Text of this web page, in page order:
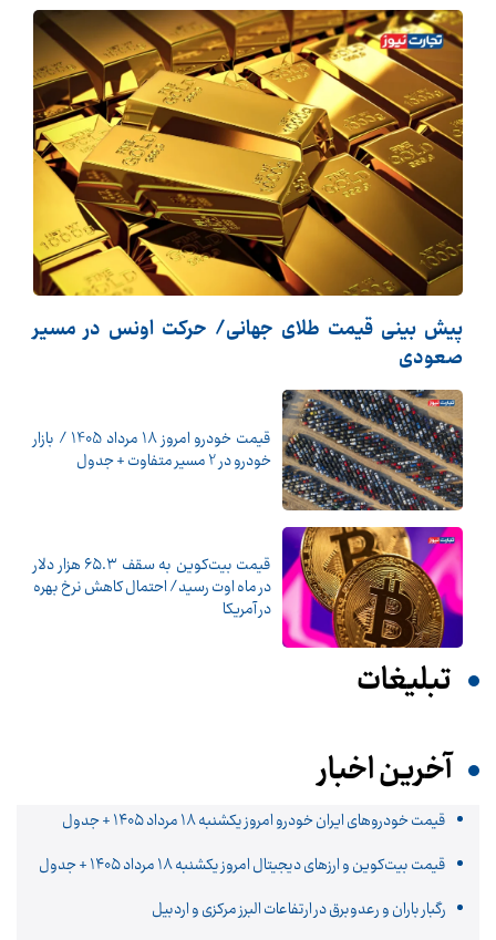
پیش بینی قیمت طلای جهانی/ حرکت اونس در مسیر
صعودی
قیمت خودرو امروز 18 مرداد 1405 / بازار
خودرو در 2 مسیر متفاوت + جدول
قیمت بیت‌کوین به سقف ۶۵.۳ هزار دلار
در ماه اوت رسید/ احتمال کاهش نرخ بهره
در آمریکا
تبلیغات
آخرین اخبار
قیمت خودرو‌های ایران خودرو امروز یکشنبه ۱۸ مرداد ۱۴۰۵ + جدول
قیمت بیت‌کوین و ارز‌های دیجیتال امروز یکشنبه ۱۸ مرداد ۱۴۰۵ + جدول
رگبار باران و رعدوبرق در ارتفاعات البرز مرکزی و اردبیل